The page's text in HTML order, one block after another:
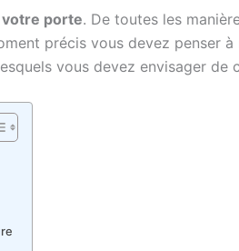
porte. De toutes les
précis vous devez penser
vous devez envisager de